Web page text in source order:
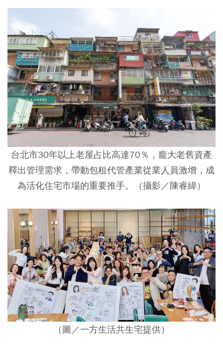
台北市30年以上老屋占比高達70％，龐大老舊資產
釋出管理需求，帶動包租代管產業從業人員激增，成
為活化住宅市場的重要推手。（攝影／陳睿緯）
（圖／一方生活共生宅提供）